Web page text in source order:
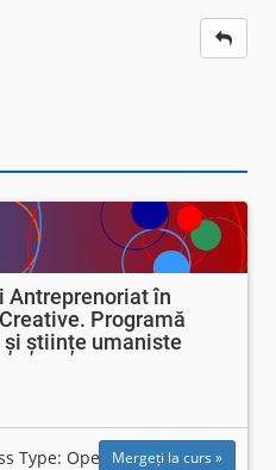
Antreprenoriat în
Programă
științe umaniste
Type: Open Mergeți la curs »